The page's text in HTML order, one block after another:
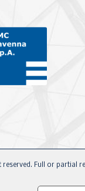
reserved. Full or partial